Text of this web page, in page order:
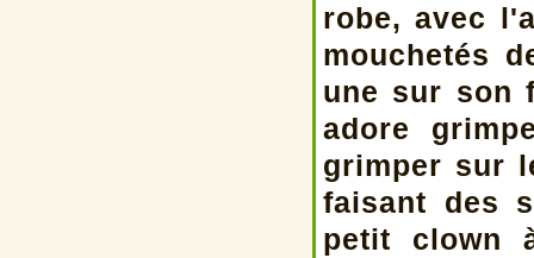
robe, avec
mouchetés
une sur son
adore
grimper sur
faisant des
petit clown